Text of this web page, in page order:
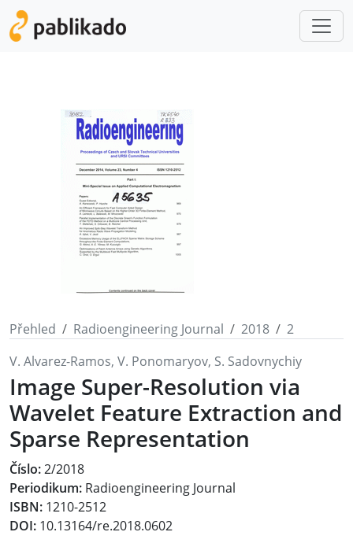
Přehled Radioengineering Journal 2018
2
V. Alvarez-Ramos, V. Ponomaryov, S. Sadovnychiy
Image Super-Resolution via
Wavelet Feature Extraction and
Sparse Representation
Číslo:2/2018
Periodikum: Radioengineering Journal
ISBN: 1210-2512
DOI: 10.13164/re.2018.0602